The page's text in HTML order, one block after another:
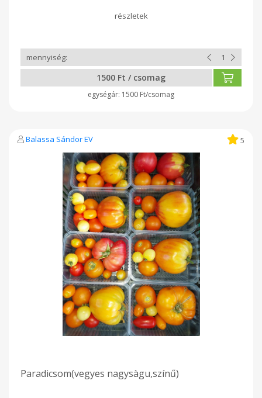
étkezési értékeit. Nemcsak főzelék, hanem olaszos rakott
tészta, krémleves, vegetáriánus fasírt, saláta is készülhet
1500 Ft / csomag
1500 Ft/csomag
Balassa Sándor EV 5
Paradicsom(vegyes nagysàgu,színű)